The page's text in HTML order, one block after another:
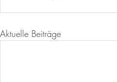
Aktuelle Beiträge